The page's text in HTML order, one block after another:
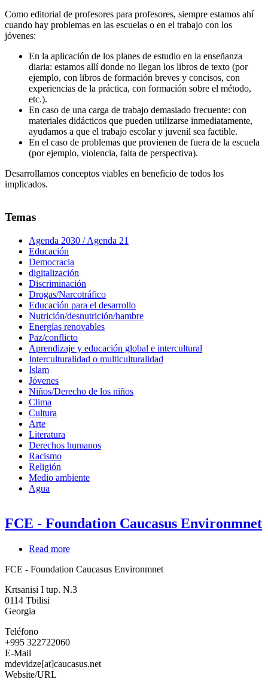
Como editorial de profesores para profesores, siempre estamos ahí
cuando hay problemas en las escuelas o en el trabajo con los
jóvenes:
En la aplicación de los planes de estudio en la enseñanza
diaria: estamos allí donde no llegan los libros de texto (por
ejemplo, con libros de formación breves y concisos, con
experiencias de la práctica, con formación sobre el método,
etc.).
En caso de una carga de trabajo demasiado frecuente: con
materiales didácticos que pueden utilizarse inmediatamente,
ayudamos a que el trabajo escolar y juvenil sea factible.
En el caso de problemas que provienen de fuera de la escuela
(por ejemplo, violencia, falta de perspectiva).
Desarrollamos conceptos viables en beneficio de todos los
implicados.
Temas
Agenda 2030 / Agenda 21
Educación
Democracia
digitalización
Discriminación
Drogas/Narcotráfico
Educación para el desarrollo
Nutrición/desnutrición/hambre
Energías renovables
Paz/conflicto
Aprendizaje y educación global e intercultural
Interculturalidad o multiculturalidad
Islam
Jóvenes
Niños/Derecho de los niños
Clima
Cultura
Arte
Literatura
Derechos humanos
Racismo
Religión
Medio ambiente
Agua
FCE - Foundation Caucasus Environmnet
Read more
-
Caucasus
FCE - Foundation Caucasus Environmnet
Krtsanisi I tup. N.3
0114 Tbilisi
Georgia
Teléfono
+995 322722060
E-Mail
mdevidze[at]caucasus.net
Website/URL